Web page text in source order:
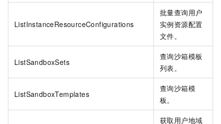
ListInstanceResourceConfigurations
批量查询用户
实例资源配置
文件。
ListSandboxSets
查询沙箱模板
列表。
ListSandboxTemplates
查询沙箱模
板。
获取用户地域